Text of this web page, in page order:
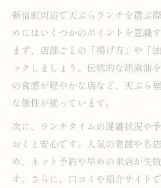
新宿駅周辺で天ぷらランチを選ぶ
めにはいくつかのポイントを意識
まず、店舗ごとの「揚げ方」や「
ックしましょう。伝統的な胡麻油
の食感が軽やかな店など、天ぷら
な個性が揃っています。
次に、ランチタイムの混雑状況や
おくと安心です。人気の老舗や名
め、ネット予約や早めの来店が失
す。さらに、口コミや紹介サイト